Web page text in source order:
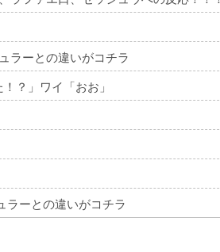
ラーとの違いがコチラ
？」ワイ「おお」
ラーとの違いがコチラ